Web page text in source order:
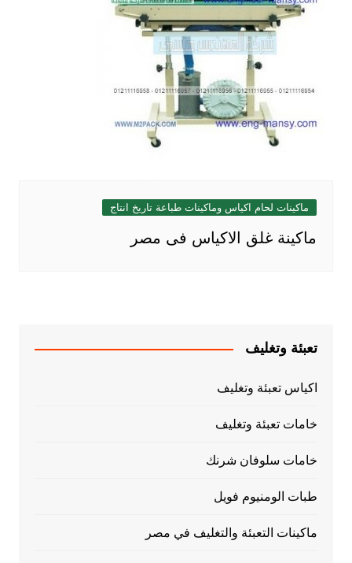
ماكينات لحام اكياس وماكينات طباعة تاريخ انتاج
ماكينة غلق الاكياس فى مصر
تعبئة وتغليف
اكياس تعبئة وتغليف
خامات تعبئة وتغليف
خامات سلوفان شرنك
طبات الومنيوم فويل
ماكينات التعبئة والتغليف في مصر